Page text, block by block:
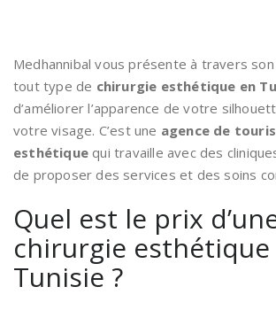
Medhannibal vous présente à travers
tout type de chirurgie esthétique en
d’améliorer l’apparence de votre
votre visage. C’est une agence de
esthétique qui travaille avec des
de proposer des services et des soins
Quel est le prix
chirurgie esthétique
Tunisie ?